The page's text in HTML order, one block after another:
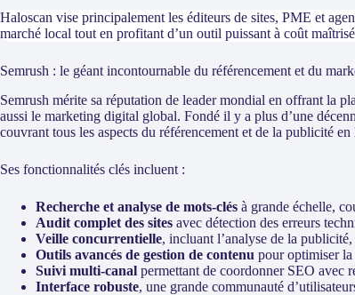
Haloscan vise principalement les éditeurs de sites, PME et
marché local tout en profitant d’un outil puissant à coût
Semrush : le géant incontournable du référencement et du
Semrush mérite sa réputation de leader mondial en offrant la
aussi le marketing digital global. Fondé il y a plus d’une
couvrant tous les aspects du référencement et de la publicité en
Ses fonctionnalités clés incluent :
Recherche et analyse de mots-clés à grande échelle,
Audit complet des sites avec détection des erreurs
Veille concurrentielle, incluant l’analyse de la
Outils avancés de gestion de contenu pour optimiser
Suivi multi-canal permettant de coordonner SEO avec
Interface robuste, une grande communauté